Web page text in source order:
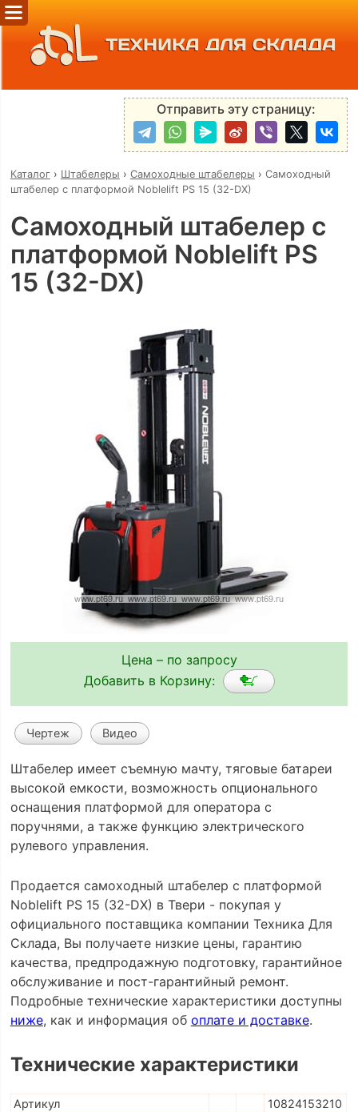
ТЕХНИКА ДЛЯ СКЛАДА
Отправить эту страницу:
Каталог› Штабелеры › Самоходные штабелеры › Самоходный
штабелер с платформой Noblelift PS 15 (32-DX)
Самоходный штабелер с
платформой Noblelift PS
15 (32-DX)
Цена – по запросу
Добавить в Корзину:
Чертеж Видео
Штабелер имеет съемную мачту, тяговые батареи
высокой емкости, возможность опционального
оснащения платформой для оператора с
поручнями, а также функцию электрического
рулевого управления.
Продается самоходный штабелер с платформой
Noblelift PS 15 (32-DX) в Твери - покупая у
официального поставщика компании Техника Для
Склада, Вы получаете низкие цены, гарантию
качества, предпродажную подготовку, гарантийное
обслуживание и пост-гарантийный ремонт.
Подробные технические характеристики доступны
ниже, как и информация об оплате и доставке.
Технические характеристики
Артикул
10824153210